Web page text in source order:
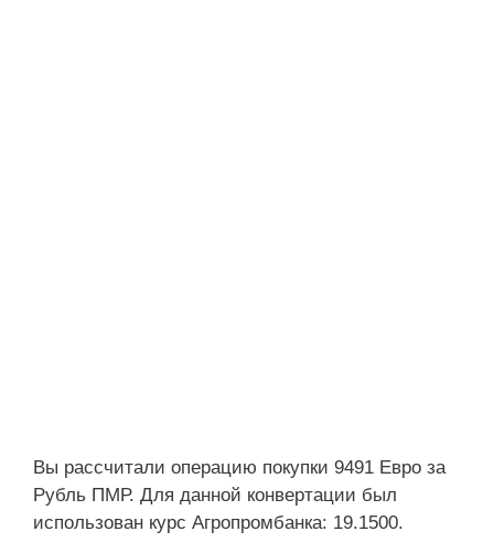
Вы рассчитали операцию покупки 9491 Евро за
Рубль ПМР. Для данной конвертации был
использован курс Агропромбанка: 19.1500.